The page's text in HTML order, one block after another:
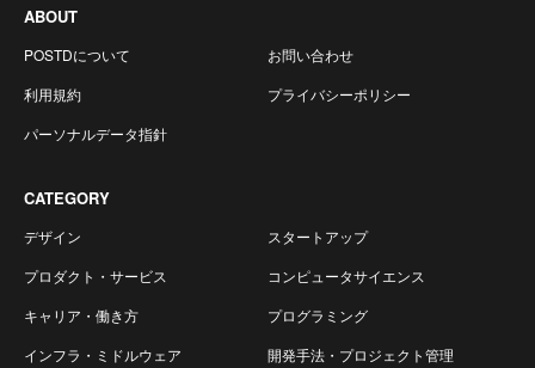
ABOUT
POSTDについて
お問い合わせ
利用規約
プライバシーポリシー
パーソナルデータ指針
CATEGORY
デザイン
スタートアップ
プロダクト・サービス
コンピュータサイエンス
キャリア・働き方
プログラミング
インフラ・ミドルウェア
開発手法・プロジェクト管理